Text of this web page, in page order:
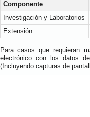
Componente
Investigación y Laboratorios
Extensión
Para casos que requieran
electrónico con los datos
(Incluyendo capturas de